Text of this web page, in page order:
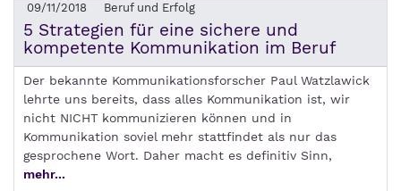
09/11/2018 Beruf und Erfolg
5 Strategien für eine sichere und
kompetente Kommunikation im Beruf
Der bekannte Kommunikationsforscher Paul Watzlawick
lehrte uns bereits, dass alles Kommunikation ist, wir
nicht NICHT kommunizieren können und in
Kommunikation soviel mehr stattfindet als nur das
gesprochene Wort. Daher macht es definitiv Sinn,
mehr...